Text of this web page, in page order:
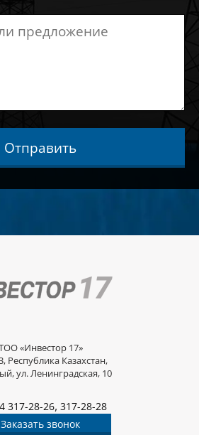
Отправить
«Инвестор 17»
Республика Казахстан,
ул. Ленинградская, 10
317-28-26, 317-28-28
Заказать звонок